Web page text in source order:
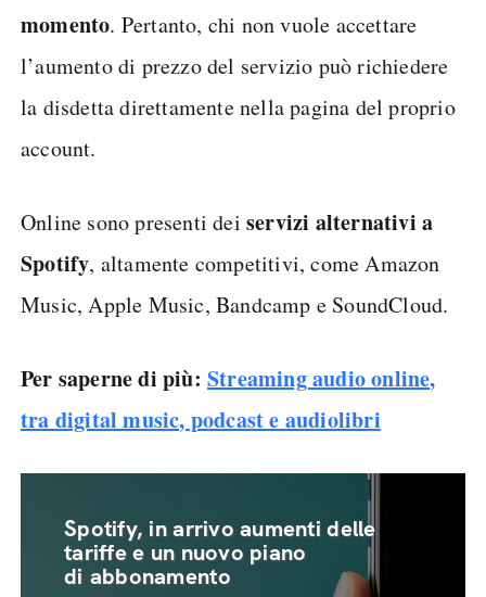
momento. Pertanto, chi non vuole accettare
l’aumento di prezzo del servizio può richiedere
la disdetta direttamente nella pagina del proprio
account.
Online sono presenti dei servizi alternativi a
Spotify, altamente competitivi, come Amazon
Music, Apple Music, Bandcamp e SoundCloud.
Per saperne di più: Streaming audio online,
tra digital music, podcast e audiolibri
Spotify, in arrivo aumenti delle
tariffe e un nuovo piano
di abbonamento